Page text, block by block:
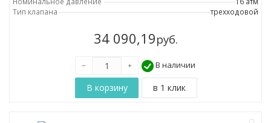
Тип клапана
трехходовой
34 090,19руб.
В наличии